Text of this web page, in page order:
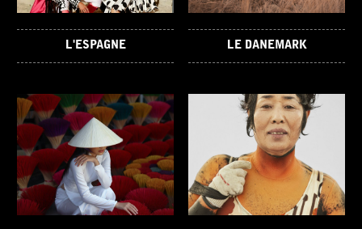
L'ESPAGNE LE DANEMARK